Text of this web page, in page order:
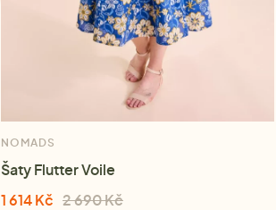
NOMADS
Šaty Flutter Voile
1 614 Kč 2 690 Kč